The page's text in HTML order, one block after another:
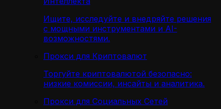
Ищите, исследуйте и внедряйте решения
с мощными инструментами и AI-
возможностями.
Прокси для Криптовалют
Торгуйте криптовалютой безопасно:
низкие комиссии, инсайты и аналитика.
Прокси для Социальных Сетей